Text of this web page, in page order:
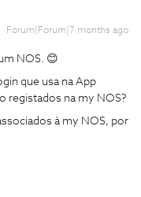
Forum|Forum|7 months ago
NOS. 😊
que usa na App
registados na my NOS?
à my NOS, por